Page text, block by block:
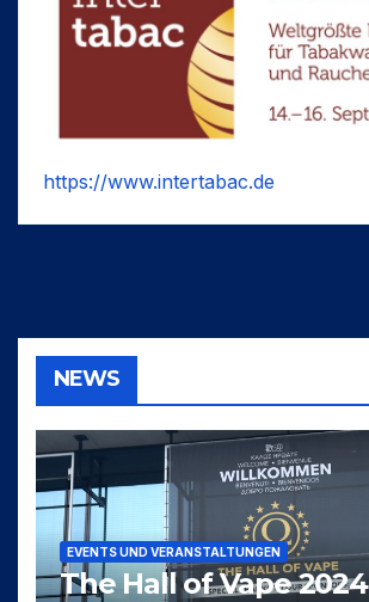
https://www.intertabac.de
NEWS
EVENTS UND VERANSTALTUNGEN
The Hall of Vape 2024